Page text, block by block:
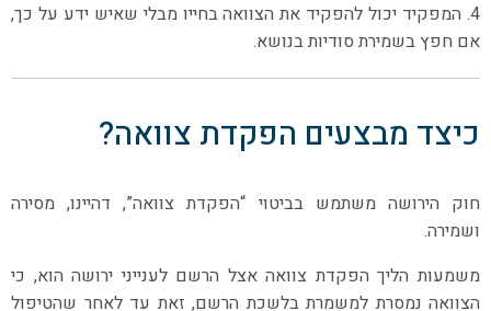
4. המפקיד יכול להפקיד את הצוואה בחייו מבלי שאיש ידע על כך,
אם חפץ בשמירת סודיות בנושא.
כיצד מבצעים הפקדת צוואה?
חוק הירושה משתמש בביטוי “הפקדת צוואה”, דהיינו, מסירה
ושמירה.
משמעות הליך הפקדת צוואה אצל הרשם לענייני ירושה הוא, כי
הצוואה נמסרת למשמרת בלשכת הרשם, זאת עד לאחר שהטיפול